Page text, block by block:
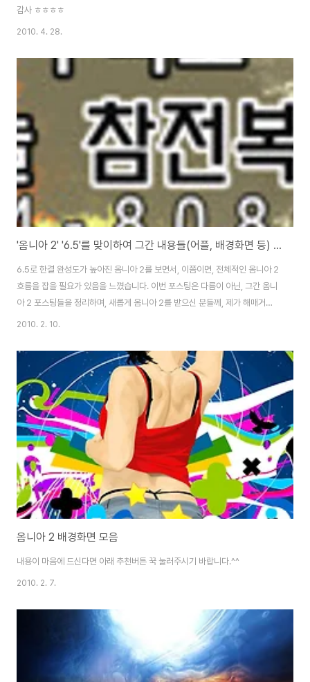
감사 ㅎㅎㅎㅎ
2010. 4. 28.
'옴니아 2' '6.5'를 맞이하여 그간 내용들(어플, 배경화면 등) 정리
6.5로 한결 완성도가 높아진 옴니아 2를 보면서, 이쯤이면, 전체적인 옴니아 2
흐름을 잡을 필요가 있음을 느꼈습니다. 이번 포스팅은 다름이 아닌, 그간 옴니
아 2 포스팅들을 정리하며, 새롭게 옴니아 2를 받으신 분들께, 제가 해매거나
고민했던 부분들에 대해서 조금이나마 도움이 될법한 내용들 모음입니다. 어플
키우려고 했던 포스팅들입니다.^^ 크게 쓸만한 내용들은 없지만, 간혹, 엉뚱한
것에서 막히는 분들께는 조금은 도움이 될거라고 여겨집니다.^^
2009/12/26 - [옴니아 2 주절주절] - 옴니아 2 '리셋' 혹은 '초기화' 시키기
2009/12/26 - [옴니아 2 주절주절] - 옴니아 2 'new pc studio' ..
2010. 2. 10.
옴니아 2 배경화면 모음
내용이 마음에 드신다면 아래 추천버튼 꾹 눌러주시기 바랍니다.^^
2010. 2. 7.